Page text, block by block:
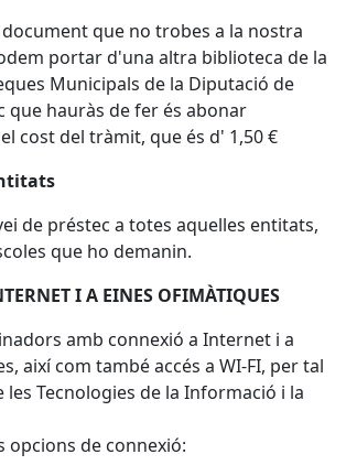
que no trobes a la nostra
portar d'una altra biblioteca de la
Municipals de la Diputació de
que hauràs de fer és abonar
cost del tràmit, que és d' 1,50 €
de préstec a totes aquelles entitats,
que ho demanin.
I A EINES OFIMÀTIQUES
amb connexió a Internet i a
així com també accés a WI-FI, per tal
Tecnologies de la Informació i la
opcions de connexió: